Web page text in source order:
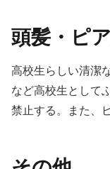
頭髪・ピ
高校生らしい清潔
など高校生として
禁止する。また、